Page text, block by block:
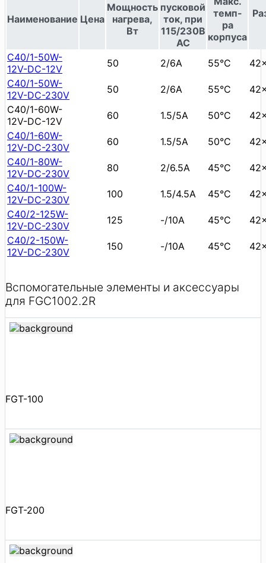
Наименование Цена
Мощность
нагрева,
Вт
пусковой
ток, при
115/230В
АС
темп-
ра
корпуса
C40/1-50W-
12V-DC-12V
50 2/6А 55°C
C40/1-50W-
12V-DC-230V
50 2/6А 55°C
C40/1-60W-
12V-DC-12V
60 1.5/5А 50°C
C40/1-60W-
12V-DC-230V
60 1.5/5А 50°C
C40/1-80W-
12V-DC-230V
80 2/6.5А 45°C
C40/1-100W-
12V-DC-230V
100 1.5/4.5А 45°C
C40/2-125W-
12V-DC-230V
125 -/10А 45°C
C40/2-150W-
12V-DC-230V
150 -/10А 45°C
Вспомогательные элементы и аксессуары
для FGC1002.2R
FGT-100
FGT-200